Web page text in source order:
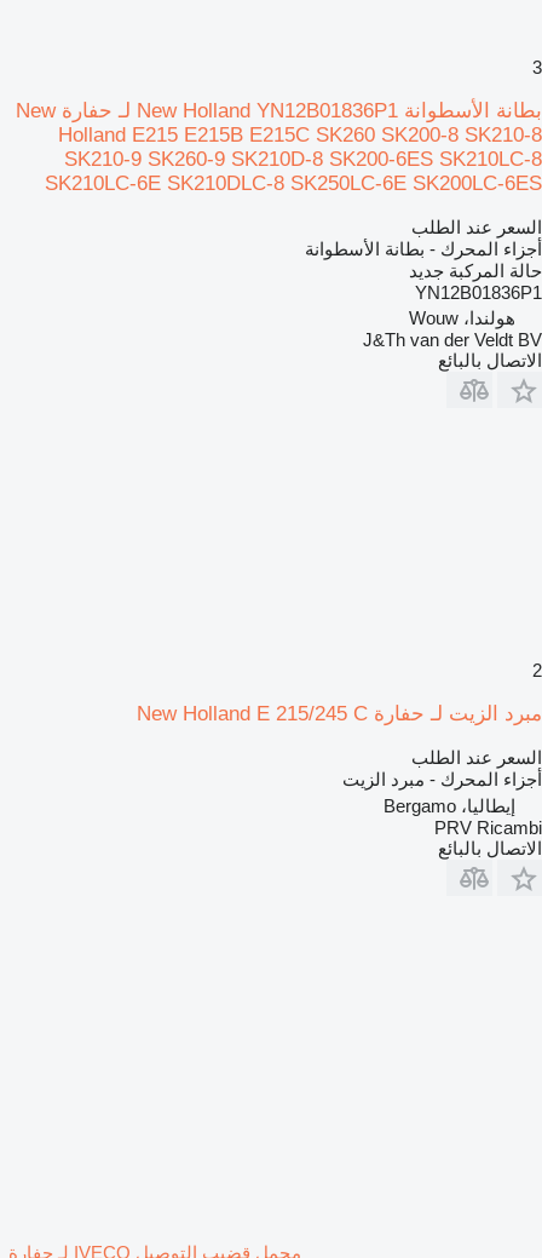
3
بطانة الأسطوانة New Holland YN12B01836P1 لـ حفارة New
Holland E215 E215B E215C SK260 SK200-8 SK210-8
SK210-9 SK260-9 SK210D-8 SK200-6ES SK210LC-8
SK210LC-6E SK210DLC-8 SK250LC-6E SK200LC-6ES
السعر عند الطلب
أجزاء المحرك - بطانة الأسطوانة
حالة المركبة جديد
YN12B01836P1
هولندا، Wouw
J&Th van der Veldt BV
الاتصال بالبائع
2
مبرد الزيت لـ حفارة New Holland E 215/245 C
السعر عند الطلب
أجزاء المحرك - مبرد الزيت
إيطاليا، Bergamo
PRV Ricambi
الاتصال بالبائع
محمل قضيب التوصيل IVECO لـ حفارة